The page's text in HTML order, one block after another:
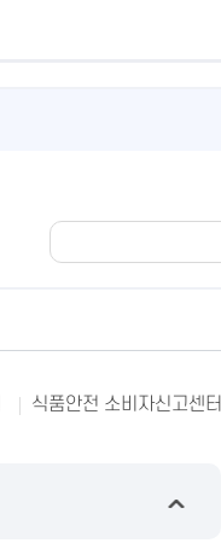
식품안전 소비자신고센터